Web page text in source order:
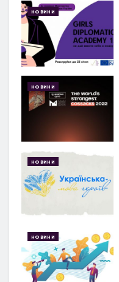
НОВИНИ
НОВИНИ
НОВИНИ
НОВИНИ